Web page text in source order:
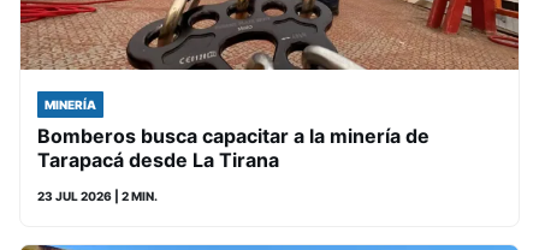
MINERÍA
Bomberos busca capacitar a la minería de
Tarapacá desde La Tirana
23 JUL 2026 | 2 MIN.